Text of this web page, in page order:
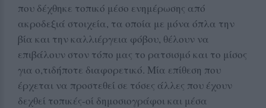
που δέχθηκε τοπικό μέσο ενημέρωσης από
ακροδεξιά στοιχεία, τα οποία με μόνα όπλα την
βία και την καλλιέργεια φόβου, θέλουν να
επιβάλουν στον τόπο μας το ρατσισμό και το μίσος
για ο,τιδήποτε διαφορετικό. Μία επίθεση που
έρχεται να προστεθεί σε τόσες άλλες που έχουν
δεχθεί τοπικές-οί δημοσιογράφοι και μέσα